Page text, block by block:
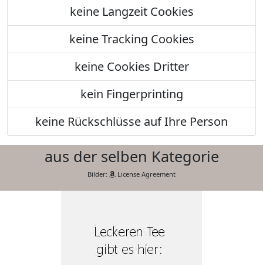
keine Langzeit Cookies
keine Tracking Cookies
keine Cookies Dritter
kein Fingerprinting
keine Rückschlüsse auf Ihre Person
aus der selben Kategorie
Bilder: License Agreement